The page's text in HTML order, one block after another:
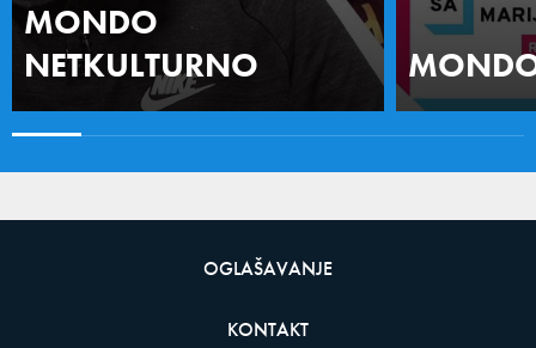
MONDO
NETKULTURNO
OGLAŠAVANJE
KONTAKT